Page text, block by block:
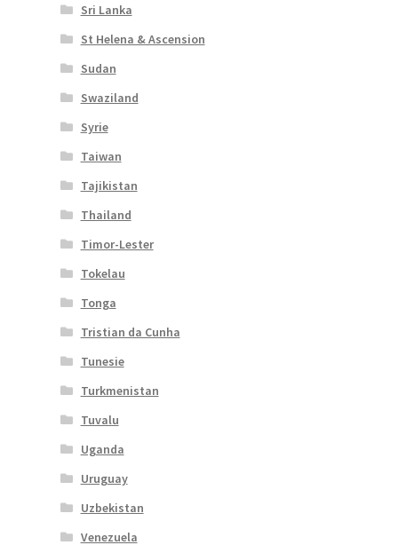
Sri Lanka
St Helena & Ascension
Sudan
Swaziland
Syrie
Taiwan
Tajikistan
Thailand
Timor-Lester
Tokelau
Tonga
Tristian da Cunha
Tunesie
Turkmenistan
Tuvalu
Uganda
Uruguay
Uzbekistan
Venezuela